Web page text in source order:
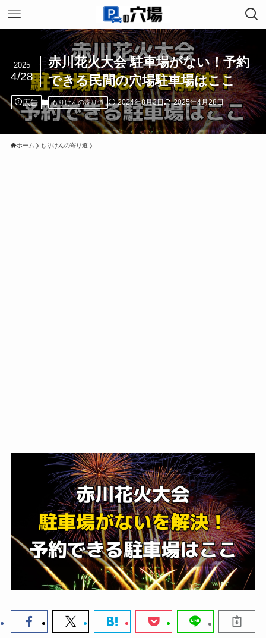
赤川花火大会 駐車場がない！予約
できる民間の穴場駐車場はここ
2025
4/28
広告 もりけんの寄り道 2024年8月3日 2025年4月28日
ホーム もりけんの寄り道